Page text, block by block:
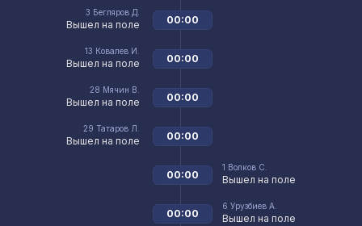
3 Бегляров Д.
Вышел на поле 00:00
13 Ковалев И.
Вышел на поле 00:00
28 Мячин В.
Вышел на поле 00:00
29 Татаров Л.
Вышел на поле 00:00
1 Волков С.
Вышел на поле
00:00
6 Урузбиев А.
Вышел на поле
00:00